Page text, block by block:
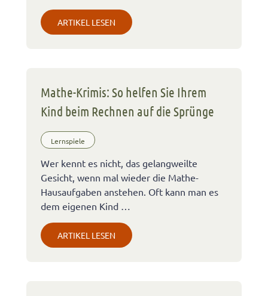
ARTIKEL LESEN
Mathe-Krimis: So helfen Sie Ihrem
Kind beim Rechnen auf die Sprünge
Lernspiele
Wer kennt es nicht, das gelangweilte
Gesicht, wenn mal wieder die Mathe-
Hausaufgaben anstehen. Oft kann man es
dem eigenen Kind …
ARTIKEL LESEN